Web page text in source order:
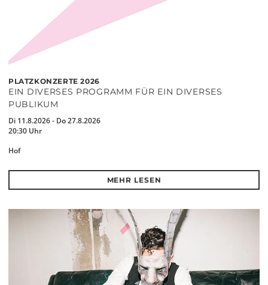
PLATZKONZERTE 2026
EIN DIVERSES PROGRAMM FÜR EIN DIVERSES
PUBLIKUM
Di 11.8.2026 - Do 27.8.2026
20:30 Uhr
Hof
MEHR LESEN